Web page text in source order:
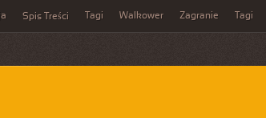
Spis Treści Tagi Walkower Zagranie Tagi